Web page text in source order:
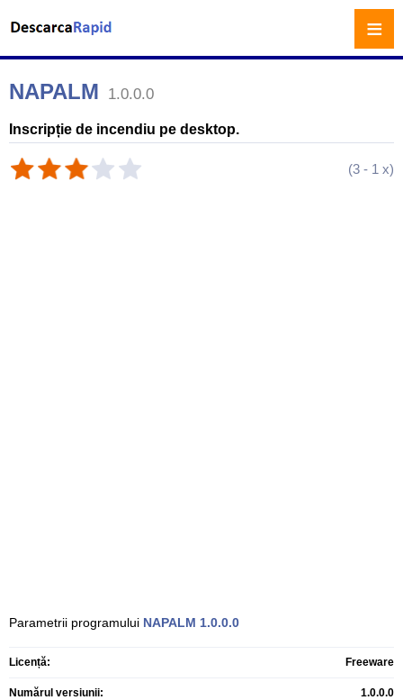
NAPALM 1.0.0.0
Inscripție de incendiu pe desktop.
(3 - 1 x)
Parametrii programului NAPALM 1.0.0.0
Licență: Freeware
Numărul versiunii: 1.0.0.0
≡